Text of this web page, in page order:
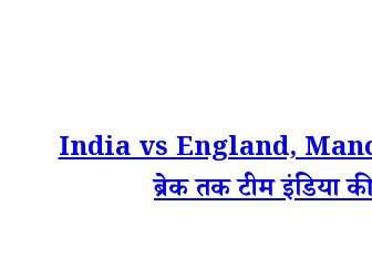
India vs England,
ब्रेक तक टीम इंडिया